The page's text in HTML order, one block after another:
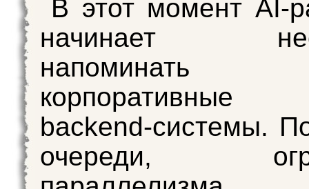
В этот момент
начинает
напоминать
корпоративные
backend‑системы.
очереди,